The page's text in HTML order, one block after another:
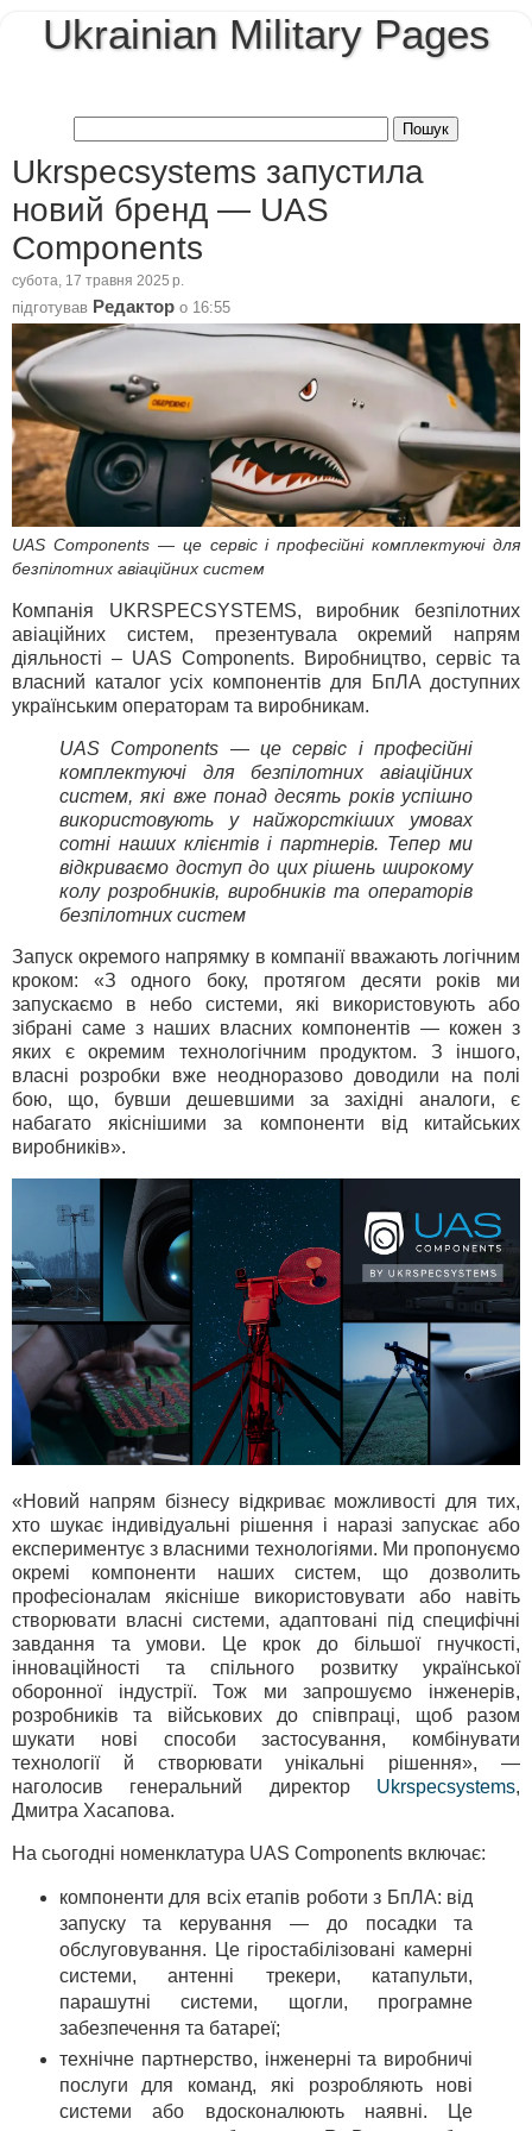
Ukrainian Military Pages
Ukrspecsystems запустила
новий бренд — UAS
Components
субота, 17 травня 2025 р.
підготував Редактор о 16:55
UAS Components — це сервіс і професійні комплектуючі для
безпілотних авіаційних систем
Компанія UKRSPECSYSTEMS, виробник безпілотних
авіаційних систем, презентувала окремий напрям
діяльності – UAS Components. Виробництво, сервіс та
власний каталог усіх компонентів для БпЛА доступних
українським операторам та виробникам.
UAS Components — це сервіс і професійні
комплектуючі для безпілотних авіаційних
систем, які вже понад десять років успішно
використовують у найжорсткіших умовах
сотні наших клієнтів і партнерів. Тепер ми
відкриваємо доступ до цих рішень широкому
колу розробників, виробників та операторів
безпілотних систем
Запуск окремого напрямку в компанії вважають логічним
кроком: «З одного боку, протягом десяти років ми
запускаємо в небо системи, які використовують або
зібрані саме з наших власних компонентів — кожен з
яких є окремим технологічним продуктом. З іншого,
власні розробки вже неодноразово доводили на полі
бою, що, бувши дешевшими за західні аналоги, є
набагато якіснішими за компоненти від китайських
виробників».
«Новий напрям бізнесу відкриває можливості для тих,
хто шукає індивідуальні рішення і наразі запускає або
експериментує з власними технологіями. Ми пропонуємо
окремі компоненти наших систем, що дозволить
професіоналам якісніше використовувати або навіть
створювати власні системи, адаптовані під специфічні
завдання та умови. Це крок до більшої гнучкості,
інноваційності та спільного розвитку української
оборонної індустрії. Тож ми запрошуємо інженерів,
розробників та військових до співпраці, щоб разом
шукати нові способи застосування, комбінувати
технології й створювати унікальні рішення», —
наголосив генеральний директор Ukrspecsystems,
Дмитра Хасапова.
На сьогодні номенклатура UAS Components включає:
компоненти для всіх етапів роботи з БпЛА: від
запуску та керування — до посадки та
обслуговування. Це гіростабілізовані камерні
системи, антенні трекери, катапульти,
парашутні системи, щогли, програмне
забезпечення та батареї;
технічне партнерство, інженерні та виробничі
послуги для команд, які розробляють нові
системи або вдосконалюють наявні. Це